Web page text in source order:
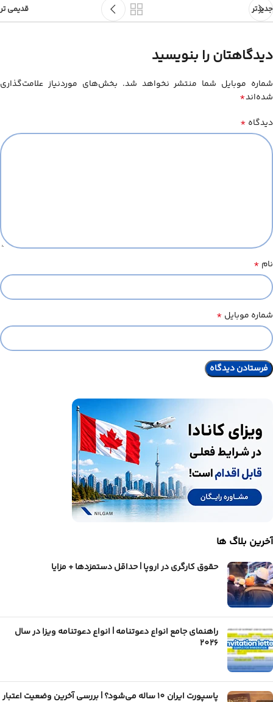
جدیدتر قدیمی تر
دیدگاهتان را بنویسید
شماره موبایل شما منتشر نخواهد شد. بخش‌های موردنیاز علامت‌گذاری
شده‌اند*
دیدگاه *
نام *
شماره موبایل *
آخرین بلاگ ها
حقوق کارگری در اروپا | حداقل دستمزدها + مزایا
راهنمای جامع انواع دعوتنامه | انواع دعوتنامه ویزا در سال
2026
پاسپورت ایران 10 ساله می‌شود؟ | بررسی آخرین وضعیت اعتبار